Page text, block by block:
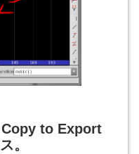
Copy to Export
。